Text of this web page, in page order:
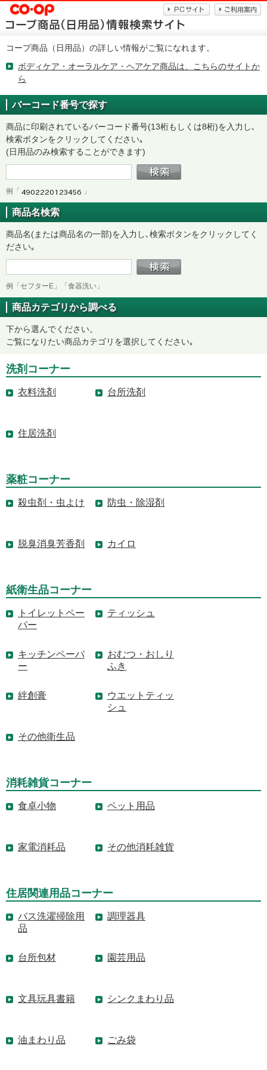
コープ商品（日用品）の詳しい情報がご覧になれます。
ボディケア・オーラルケア・ヘアケア商品は、こちらのサイトか
ら
バーコード番号で探す
商品に印刷されているバーコード番号(13桁もしくは8桁)を入力し､
検索ボタンをクリックしてください｡
(日用品のみ検索することができます)
例「 」
商品名検索
商品名(または商品名の一部)を入力し､検索ボタンをクリックしてく
ださい｡
例「セフターE」「食器洗い」
商品カテゴリから調べる
下から選んでください。
ご覧になりたい商品カテゴリを選択してください｡
洗剤コーナー
衣料洗剤 台所洗剤
住居洗剤
薬粧コーナー
殺虫剤・虫よけ 防虫・除湿剤
脱臭消臭芳香剤 カイロ
紙衛生品コーナー
トイレットペー
パー
ティッシュ
キッチンペーパ
ー
おむつ・おしり
ふき
絆創膏
ウエットティッ
シュ
その他衛生品
消耗雑貨コーナー
食卓小物 ペット用品
家電消耗品 その他消耗雑貨
住居関連用品コーナー
バス洗濯掃除用
品
調理器具
台所包材 園芸用品
文具玩具書籍 シンクまわり品
油まわり品 ごみ袋